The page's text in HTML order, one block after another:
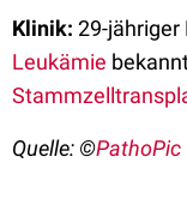
Klinik: 29-jähriger
Leukämie
Quelle: ©PathoPic